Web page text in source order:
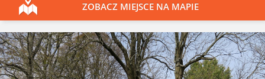
ZOBACZ MIEJSCE NA MAPIE